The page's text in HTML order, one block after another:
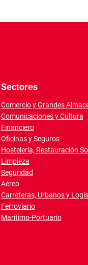
Sectores
Comercio y Grandes
Comunicaciones y Cultura
Financiero
Oficinas y Seguros
Hostelería, Restauración
Limpieza
Seguridad
Aéreo
Carreteras, Urbanos y
Ferroviario
Marítimo-Portuario